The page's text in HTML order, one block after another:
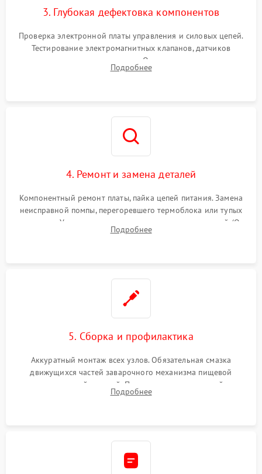
3. Глубокая дефектовка компонентов
Проверка электронной платы управления и силовых цепей.
Тестирование электромагнитных клапанов, датчиков
температуры и расходомера. Оценка степени износа
жерновов кофемолки, уплотнительных колец гидросистемы
Подробнее
4. Ремонт и замена деталей
Компонентный ремонт платы, пайка цепей питания. Замена
неисправной помпы, перегоревшего термоблока или тупых
жерновов. Установка новых силиконовых уплотнителей (O-
ring) и тефлоновых трубок для надежного устранения
Подробнее
5. Сборка и профилактика
Аккуратный монтаж всех узлов. Обязательная смазка
движущихся частей заварочного механизма пищевой
силиконовой смазкой. Проведение программной
декальцинации и очистки системы от кофейных масел.
Подробнее